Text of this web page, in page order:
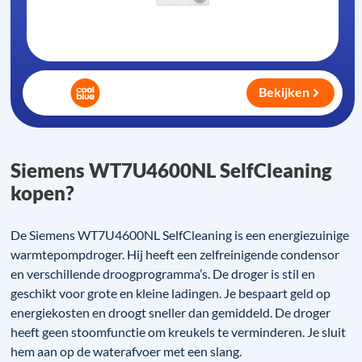
Siemens WT7U4600NL SelfCleaning
kopen?
De Siemens WT7U4600NL SelfCleaning is een energiezuinige
warmtepompdroger. Hij heeft een zelfreinigende condensor
en verschillende droogprogramma’s. De droger is stil en
geschikt voor grote en kleine ladingen. Je bespaart geld op
energiekosten en droogt sneller dan gemiddeld. De droger
heeft geen stoomfunctie om kreukels te verminderen. Je sluit
hem aan op de waterafvoer met een slang.
Bekijken